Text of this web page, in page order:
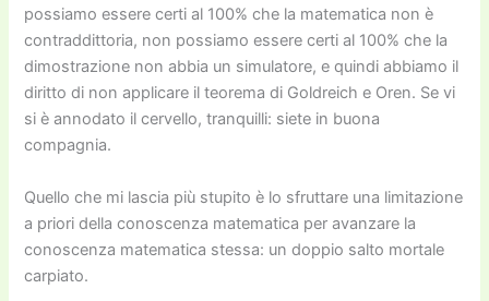
possiamo essere certi al 100% che la matematica non è
contraddittoria, non possiamo essere certi al 100% che la
dimostrazione non abbia un simulatore, e quindi abbiamo il
diritto di non applicare il teorema di Goldreich e Oren. Se vi
si è annodato il cervello, tranquilli: siete in buona
compagnia.
Quello che mi lascia più stupito è lo sfruttare una limitazione
a priori della conoscenza matematica per avanzare la
conoscenza matematica stessa: un doppio salto mortale
carpiato.